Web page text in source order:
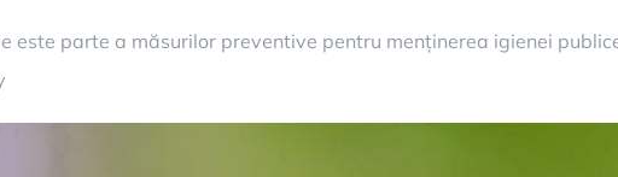
este parte a măsurilor preventive pentru menținerea igienei